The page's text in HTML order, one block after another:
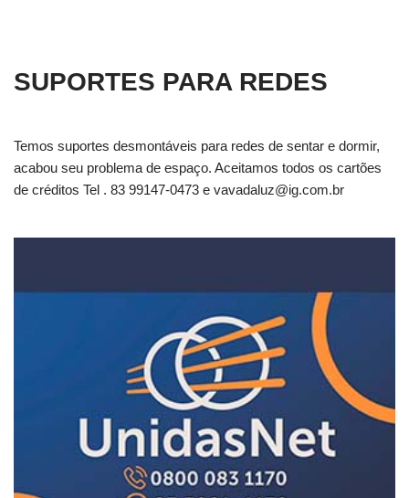
SUPORTES PARA REDES
Temos suportes desmontáveis para redes de sentar e dormir,
acabou seu problema de espaço. Aceitamos todos os cartões
de créditos Tel . 83 99147-0473 e vavadaluz@ig.com.br